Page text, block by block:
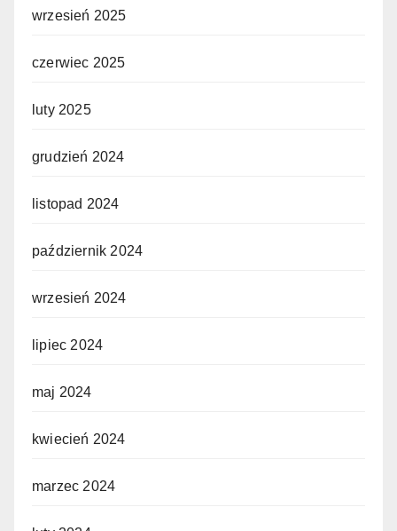
wrzesień 2025
czerwiec 2025
luty 2025
grudzień 2024
listopad 2024
październik 2024
wrzesień 2024
lipiec 2024
maj 2024
kwiecień 2024
marzec 2024